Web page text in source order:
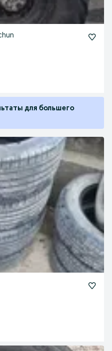
для большего